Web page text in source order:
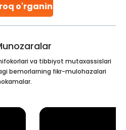
o'rganing
Continue Reading
va tibbiyot mutaxassislari
bemorlarning fikr-mulohazalari